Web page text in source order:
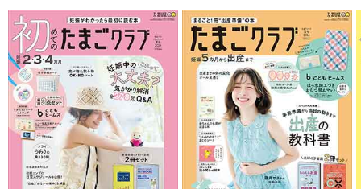
赤ちゃんが苦手だった自分が、息子の子育てを経験
して、180度考え方が変わった！